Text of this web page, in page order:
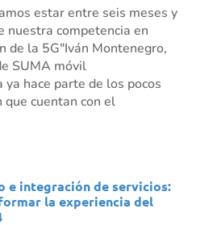
estar entre seis meses y
nuestra competencia en
de la 5G"Iván Montenegro,
SUMA móvil
ya hace parte de los pocos
cuentan con el
e integración de servicios:
la experiencia del